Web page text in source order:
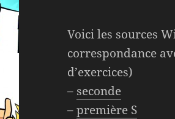
Voici les sources
correspondance
d’exercices)
– seconde
–première S